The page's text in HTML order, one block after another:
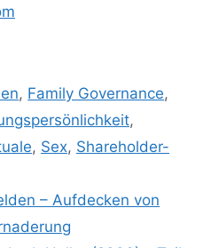
, Family Governance,
,
, Sex, Shareholder-
– Aufdecken von